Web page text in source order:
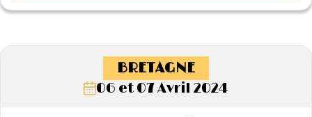
BRETAGNE
06 et 07 Avril 2024